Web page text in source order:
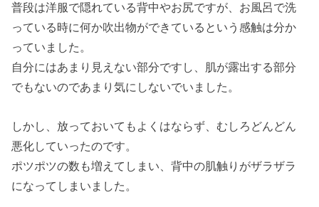
普段は洋服で隠れている背中やお尻ですが、お風呂で洗
っている時に何か吹出物ができているという感触は分か
っていました。
自分にはあまり見えない部分ですし、肌が露出する部分
でもないのであまり気にしないでいました。
しかし、放っておいてもよくはならず、むしろどんどん
悪化していったのです。
ポツポツの数も増えてしまい、背中の肌触りがザラザラ
になってしまいました。